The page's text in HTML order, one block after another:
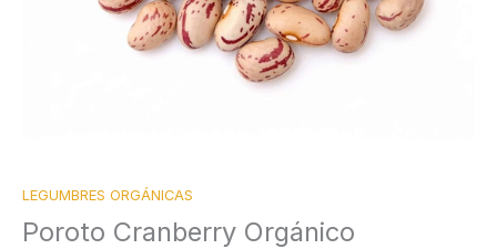
LEGUMBRES ORGÁNICAS
Poroto Cranberry Orgánico